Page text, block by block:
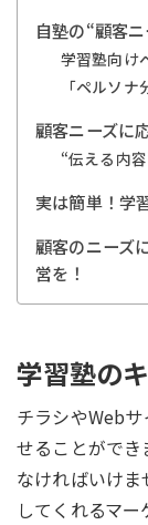
自塾の“顧客
学習塾向け
「ペルソ
顧客ニーズに
“伝える内
実は簡単！学
顧客のニーズ
営を！
学習塾の
チラシやWeb
せることがで
なければいけ
してくれるマ